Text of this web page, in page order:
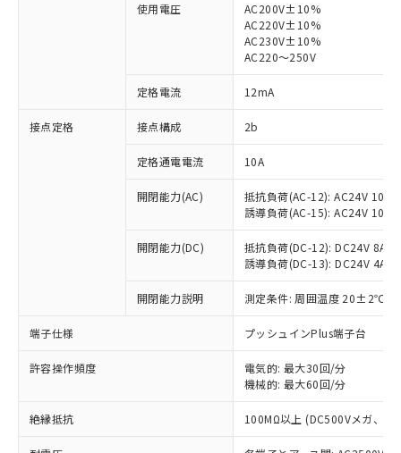
使用電圧
AC200V±10%
AC220V±10%
AC230V±10%
AC220～250V
定格電流 12mA
接点定格 接点構成 2b
定格通電電流 10A
開閉能力(AC)
抵抗負荷(AC-12): AC24V 10A/
誘導負荷(AC-15): AC24V
開閉能力(DC)
抵抗負荷(DC-12): DC24V 8A/
誘導負荷(DC-13): DC24V 4A/
開閉能力説明 測定条件: 周囲温度 20±2℃、
端子仕様 プッシュインPlus端子台
許容操作頻度
電気的: 最大30回/分
機械的: 最大60回/分
絶縁抵抗 100MΩ以上 (DC500Vメガ、点
以下の条件をお読みいただき、同意のうえ
本サービスは、当社制御機器事業取扱
商品の当社在庫状況および標準価格
(税抜)を提供させていただくもので
本サービスの対象外となる商品もある
ことをご了承ください。
在庫状況および標準価格照会結果は、
記載している更新日時点での社内デー
タに基づき作成されるものであり、閲
覧された時点での実際の在庫および標
対応済み：EU RoHS指令（10物質）の
非含有に対応した製品が提供可能な商品で
対応予定：EU RoHS指令（10物質）の非含
有に対応した製品に切り替える予定のある
対応予定なし：EU RoHS指令（10物質）の
非含有に非対応の商品で、対応品を出す予
調査・確認中：EU RoHS指令（10物質）の
非含有の対応状況を調査中または確認中の
非該当品：ライセンス料など無形物で、有
害物質有無と関係のない商品です。
仕入先様の事情により、非含有部品として
いたものが、含有品と判明した場合などや
むを得ず変更することがあります。
鉛(Pb) 1000ppm以下、 水銀(Hg) 1000ppm以下、 カド
六価クロム(Cr(Ⅵ)) 1000ppm以下、ポリ臭化ビフェニル
※1 中国RoHS○×表
「○」：最大均質材料含有率が中国RoHSの
基準値以下であることを示します。
「×」：最大均質材料含有率が中国RoHSの
基準値を超えていることを示します。
「－」：未確認です。当社販売部門へお問
*中国RoHS10物質の基準値 (GB/T26572)：
Pb(鉛) :1000ppm、 Hg(水銀) : 1000ppm、 Cd(カドミウ
当社は、これら貴社製品のうち、外国
為替および外国貿易法に定める商品
（以下｢規制貨物等」という）を輸出
または国外への提供する場合は、日本
国政府の輸出許可(または役務取引許
可)を取得するなどの必要な手続きを